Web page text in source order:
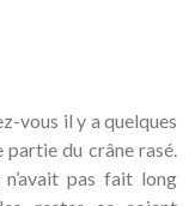
vous il y a quelques
partie du crâne rasé.
pas fait long